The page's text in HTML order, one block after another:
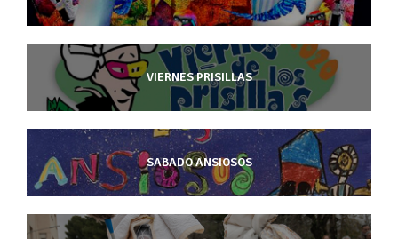
VIERNES PRISILLAS
SABADO ANSIOSOS